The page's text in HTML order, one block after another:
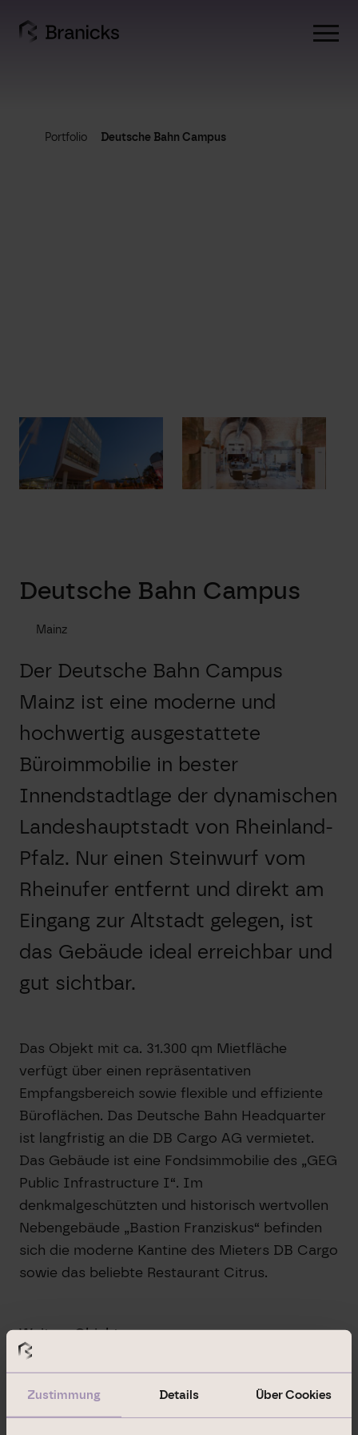
Zustimmung Details Über Cookies
content
Portfolio Deutsche Bahn Campus
Deutsche Bahn Campus
Mainz
Der Deutsche Bahn Campus
Mainz ist eine moderne und
hochwertig ausgestattete
Büroimmobilie in bester
Innendstadtlage der dynamischen
Landeshauptstadt von Rheinland-
Pfalz. Nur einen Steinwurf vom
Rheinufer entfernt und direkt am
Eingang zur Altstadt gelegen, ist
das Gebäude ideal erreichbar und
gut sichtbar.
Das Objekt mit ca. 31.300 qm Mietfläche
verfügt über einen repräsentativen
Empfangsbereich sowie flexible und effiziente
Büroflächen. Das Deutsche Bahn Headquarter
ist langfristig an die DB Cargo AG vermietet.
Das Gebäude ist eine Fondsimmobilie des „GEG
Public Infrastructure I“. Im
denkmalgeschützten und historisch wertvollen
Nebengebäude „Bastion Franziskus“ befinden
sich die moderne Kantine des Mieters DB Cargo
sowie das beliebte Restaurant Citrus.
Weitere Objekte
Düsseldorf